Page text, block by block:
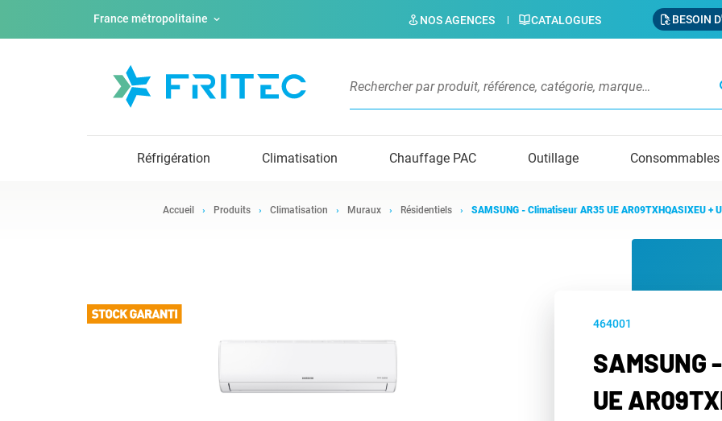
France métropolitaine NOS AGENCES CATALOGUES BESOIN
Réfrigération Climatisation Chauffage PAC Outillage Consommables
Accueil Produits Climatisation Muraux Résidentiels SAMSUNG - Climatiseur AR35 UE AR09TXHQASIXEU +
464001
SAMSUNG
UE